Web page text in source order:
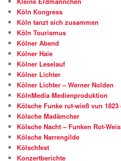
Köln Kongress
Köln tanzt sich zusammen
Köln Tourismus
Kölner Abend
Kölner Haie
Kölner Leselauf
Kölner Lichter
Kölner Lichter – Werner Nolden
KölnMedia Medienproduktion
Kölsche Funke rut-wieß vun 1823
Kölsche Madämcher
Kölsche Nacht – Funken Rot-
Kölsche Narrengilde
Kölschfest
Konzertberichte